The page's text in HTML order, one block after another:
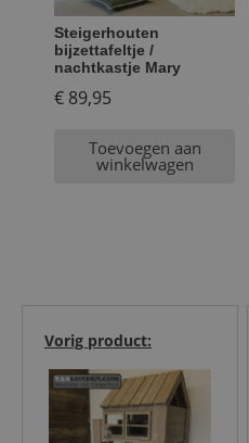
Steigerhouten
bijzettafeltje /
nachtkastje Mary
€ 89,95
Toevoegen aan
winkelwagen
Vorig product: